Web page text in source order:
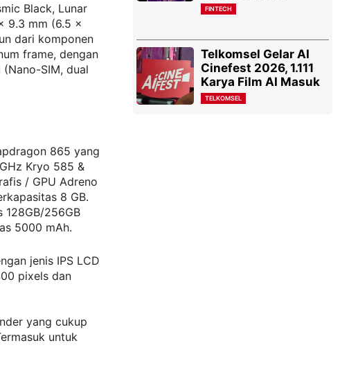
Black, Lunar
9.3 mm (6.5 x
dari komponen
frame, dengan
SIM, dual
865 yang
Kryo 585 &
/ GPU Adreno
8 GB.
128GB/256GB
5000 mAh.
jenis IPS LCD
pixels dan
yang cukup
untuk
FINTECH
Telkomsel Gelar AI
Cinefest 2026, 1.111
Karya Film AI Masuk
TELKOMSEL